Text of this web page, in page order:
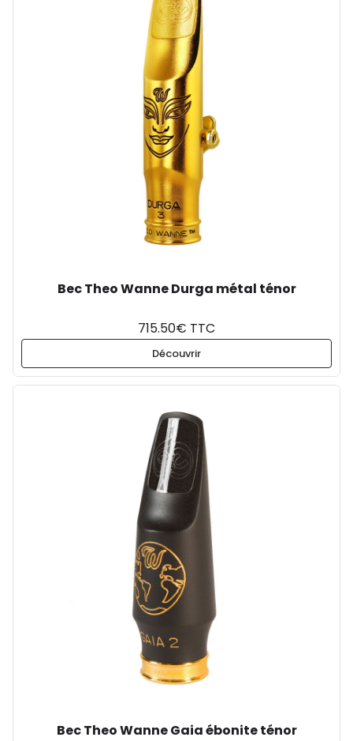
Bec Theo Wanne Durga métal ténor
715.50€ TTC
Découvrir
Bec Theo Wanne Gaia ébonite ténor